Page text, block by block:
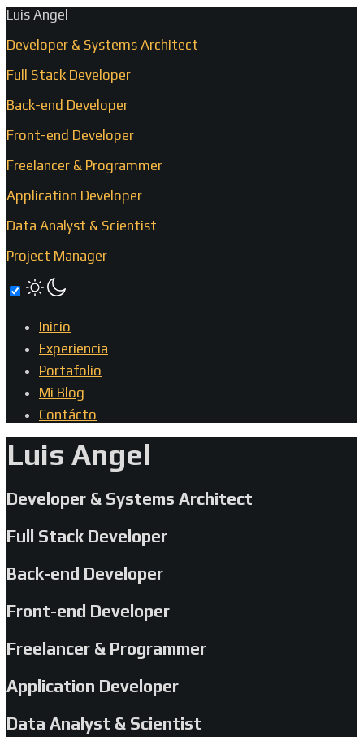
Luis Angel
Developer & Systems Architect
Full Stack Developer
Back-end Developer
Front-end Developer
Freelancer & Programmer
Application Developer
Data Analyst & Scientist
Project Manager
Inicio
Experiencia
Portafolio
Mi Blog
Contácto
Luis Angel
Developer & Systems Architect
Full Stack Developer
Back-end Developer
Front-end Developer
Freelancer & Programmer
Application Developer
Data Analyst & Scientist